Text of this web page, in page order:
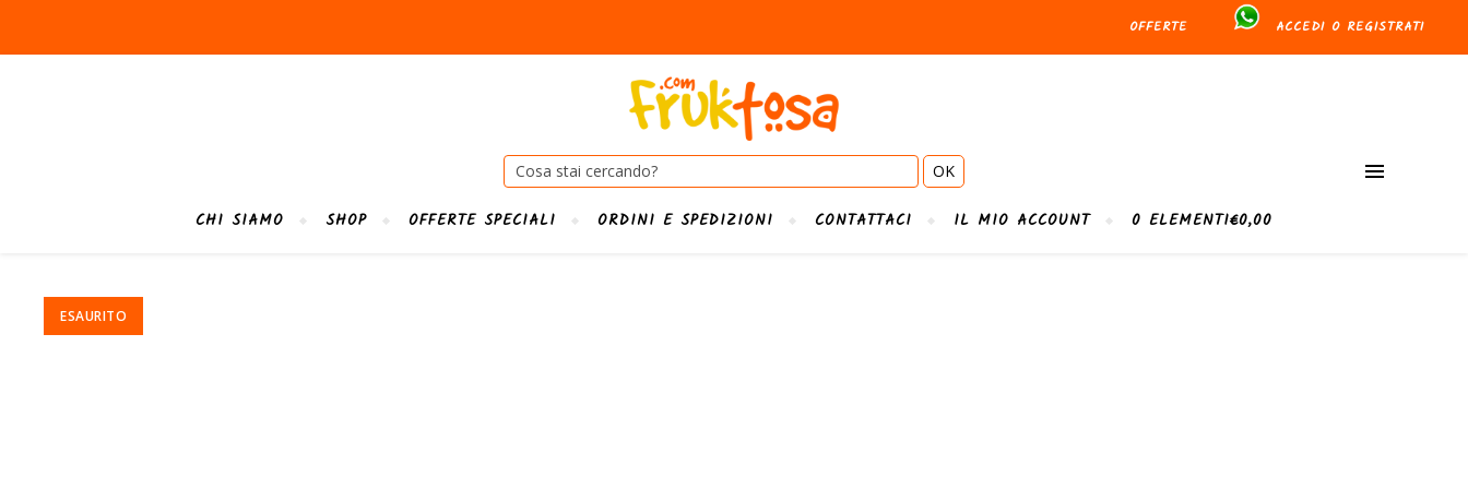
OFFERTE ACCEDI O REGISTRATI
CHI SIAMO SHOP OFFERTE SPECIALI ORDINI E SPEDIZIONI CONTATTACI IL MIO ACCOUNT 0 ELEMENTI€0,00